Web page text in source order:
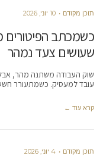
תוכן מקודם 10 יוני, 2026
כשמכתב הפיטורים
שעושים צעד נמהר
שוק העבודה משתנה מהר, אבל
עובד למעסיק. כשמתעורר
קרא עוד ←
תוכן מקודם 4 יוני, 2026